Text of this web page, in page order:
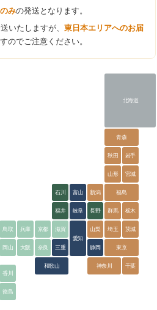
みの発送となります。
いたしますが、東日本エリアへのお届
のでご注意ください。
北海道
青森
秋田 岩手
山形 宮城
福島
新潟
群馬 栃木
埼玉 茨城
東京
神奈川 千葉
山梨
石川
福井 長野
富山
岐阜
愛知
静岡
三重
和歌山
鳥取
岡山
兵庫 京都 滋賀
大阪 奈良
香川
徳島